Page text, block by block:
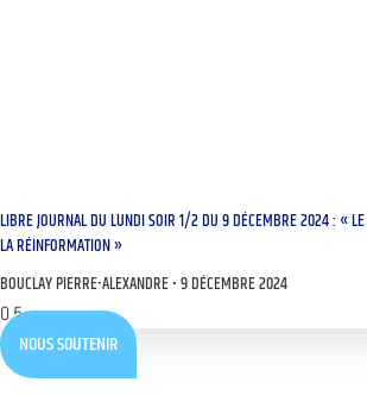
LIBRE JOURNAL DU LUNDI SOIR 1/2 DU 9 DÉCEMBRE 2024 : «
LA RÉINFORMATION »
BOUCLAY PIERRE-ALEXANDRE 9 DÉCEMBRE 2024
NOUS SOUTENIR